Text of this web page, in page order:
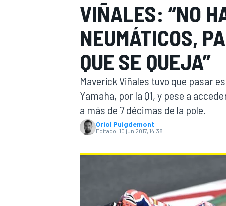
WEC FÓRMULA E
VIÑALES: “NO
NEUMÁTICOS,
QUE SE QUEJA”
Maverick Viñales tuvo que pasar
Yamaha, por la Q1, y pese a
a más de 7 décimas de la pole.
Oriol Puigdemont
Editado: 10 jun 2017, 14:38